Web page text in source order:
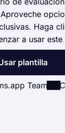
Haga
a usar
plantilla
Team